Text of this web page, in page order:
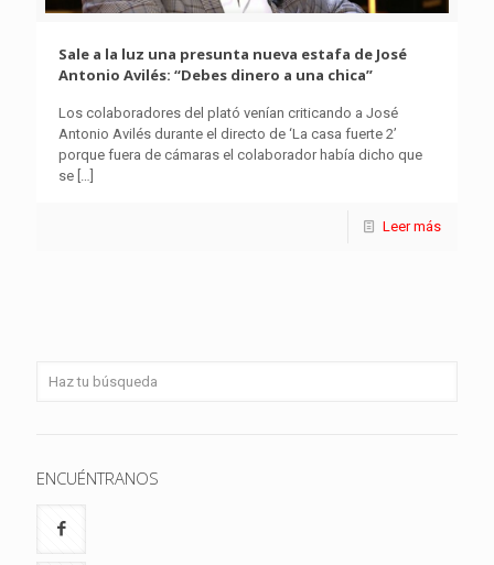
Sale a la luz una presunta nueva estafa de José
Antonio Avilés: “Debes dinero a una chica”
Los colaboradores del plató venían criticando a José
Antonio Avilés durante el directo de ‘La casa fuerte 2’
porque fuera de cámaras el colaborador había dicho que
se […]
Leer más
ENCUÉNTRANOS